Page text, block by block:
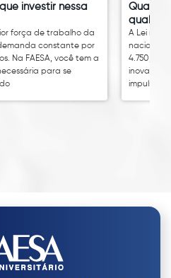
investir nessa
força de trabalho da
constante por
Na FAESA, você tem a
para se
Quanto
qual é o
A Lei nº
nacional
4.750,00.
inovação